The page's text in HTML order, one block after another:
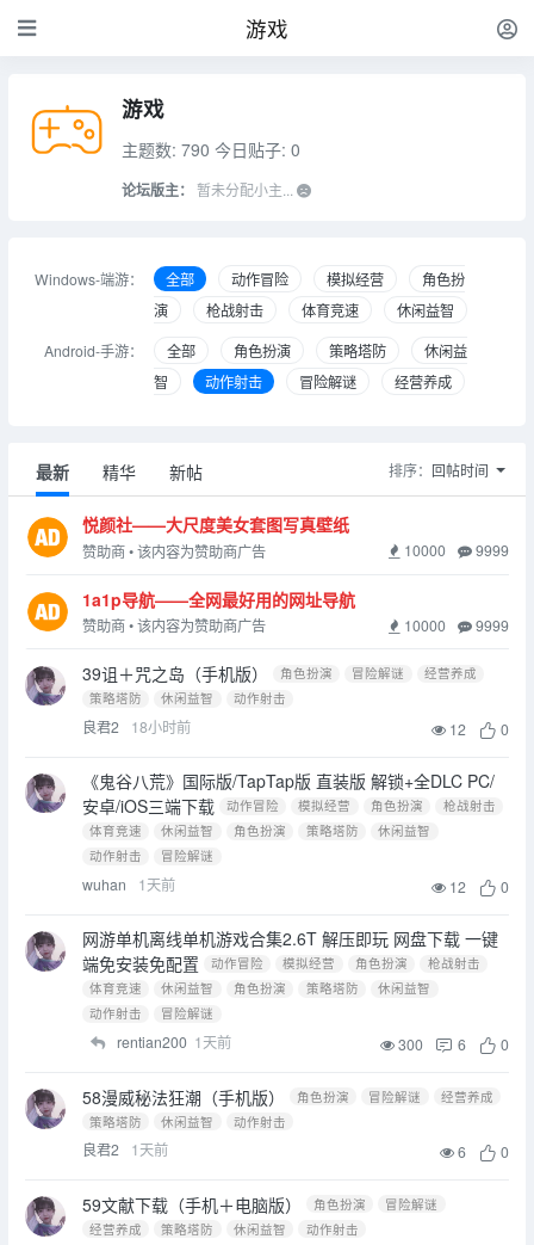
游戏
游戏
主题数: 790 今日贴子: 0
论坛版主： 暂未分配小主...
Windows-端游： 全部 动作冒险 模拟经营
角色扮
演
枪战射击 体育竞速
休闲益智
Android-手游：
全部 角色扮演 策略塔防
休闲益
智
动作射击 冒险解谜 经营养成
最新 精华 新帖 排序： 回帖时间
悦颜社——大尺度美女套图写真壁纸
赞助商 • 该内容为赞助商广告 10000 9999
1a1p导航——全网最好用的网址导航
赞助商 • 该内容为赞助商广告 10000 9999
39诅＋咒之岛（手机版） 角色扮演 冒险解谜
经营养成
策略塔防
休闲益智 动作射击
良君2 18小时前 12 0
《鬼谷八荒》国际版/TapTap版 直装版 解锁+全DLC PC/
安卓/iOS三端下载
动作冒险 模拟经营 角色扮演
枪战射击
体育竞速
休闲益智 角色扮演 策略塔防
休闲益智
动作射击
冒险解谜
wuhan 1天前 12 0
网游单机离线单机游戏合集2.6T 解压即玩 网盘下载 一键
端免安装免配置
动作冒险 模拟经营 角色扮演
枪战射击
体育竞速
休闲益智 角色扮演 策略塔防
休闲益智
动作射击
冒险解谜
rentian200 1天前 300 6 0
58漫威秘法狂潮（手机版） 角色扮演 冒险解谜
经营养成
策略塔防
休闲益智 动作射击
良君2 1天前 6 0
59文献下载（手机＋电脑版） 角色扮演
冒险解谜
经营养成
策略塔防 休闲益智 动作射击